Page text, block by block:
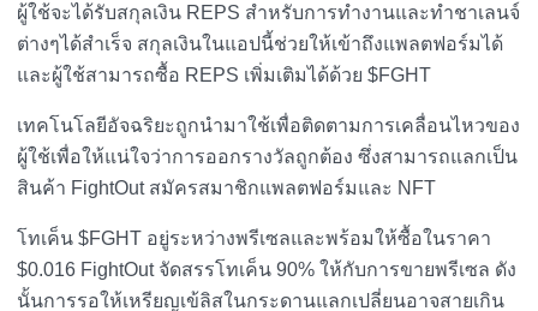
ผู้ใช้จะได้รับสกุลเงิน REPS สำหรับการทำงานและทำชาเลนจ์
ต่างๆได้สำเร็จ สกุลเงินในแอปนี้ช่วยให้เข้าถึงแพลตฟอร์มได้
และผู้ใช้สามารถซื้อ REPS เพิ่มเติมได้ด้วย $FGHT
เทคโนโลยีอัจฉริยะถูกนำมาใช้เพื่อติดตามการเคลื่อนไหวของ
ผู้ใช้เพื่อให้แน่ใจว่าการออกรางวัลถูกต้อง ซึ่งสามารถแลกเป็น
สินค้า FightOut สมัครสมาชิกแพลตฟอร์มและ NFT
โทเค็น $FGHT อยู่ระหว่างพรีเซลและพร้อมให้ซื้อในราคา
$0.016 FightOut จัดสรรโทเค็น 90% ให้กับการขายพรีเซล ดัง
นั้นการรอให้เหรียญเข้ลิสในกระดานแลกเปลี่ยนอาจสายเกิน